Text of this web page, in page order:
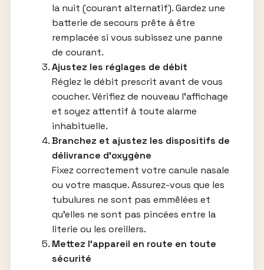
la nuit (courant alternatif). Gardez une
batterie de secours prête à être
remplacée si vous subissez une panne
de courant.
Ajustez les réglages de débit
Réglez le débit prescrit avant de vous
coucher. Vérifiez de nouveau l’affichage
et soyez attentif à toute alarme
inhabituelle.
Branchez et ajustez les dispositifs de
délivrance d’oxygène
Fixez correctement votre canule nasale
ou votre masque. Assurez-vous que les
tubulures ne sont pas emmêlées et
qu’elles ne sont pas pincées entre la
literie ou les oreillers.
Mettez l’appareil en route en toute
sécurité